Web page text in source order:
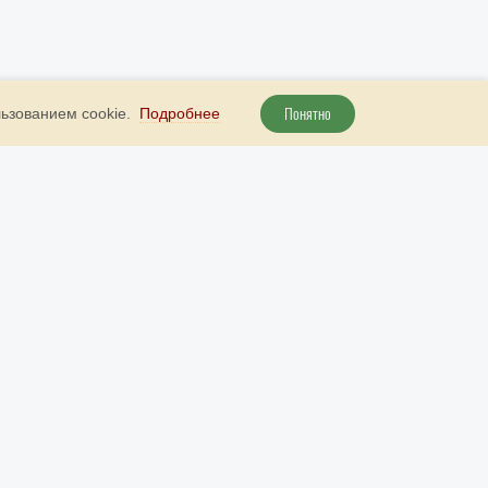
cookie. Подробнее Понятно